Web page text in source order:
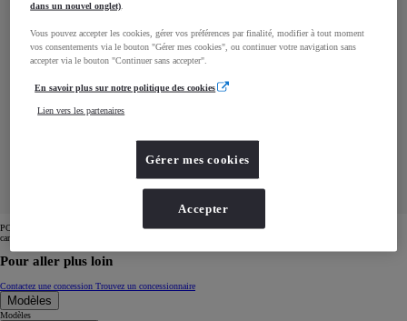
Nous tentons de résoudre cet incident dès que
possible. Merci de rafraichir la page ou de
réessayer ultérieurement.
cmshsx4vy225l10qx1iy44gh2
POST https://usc-webcomponents.toyota-europe.com/v1/car-filter/fr/fr?
carFilter=used&brand=toyota&uscEnv=production&sortOrder=published&carType=6
Pour aller plus loin
Contactez une concession Trouvez un concessionnaire
Modèles
Modèles
dans un nouvel onglet)
Vous pouvez accepter les cookies, gérer vos préférences par finalité, modifier à tout moment
vos consentements via le bouton "Gérer mes cookies", ou continuer votre navigation sans
accepter via le bouton "Continuer sans accepter".
En savoir plus sur notre politique des cookies
Lien vers les partenaires
Gérer mes cookies
Accepter